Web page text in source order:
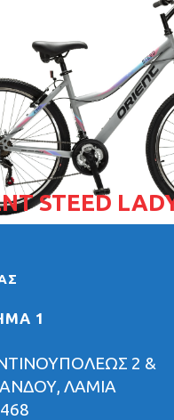
STEED
1
2 &
ΛΑΜΙΑ